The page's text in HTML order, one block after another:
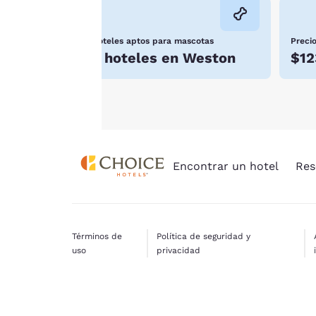
Hoteles aptos para mascotas
3 hoteles en Weston
Para obtener más
información, consulta
Encontrar un hotel
Términos de
uso
Política de seguridad y
privacidad